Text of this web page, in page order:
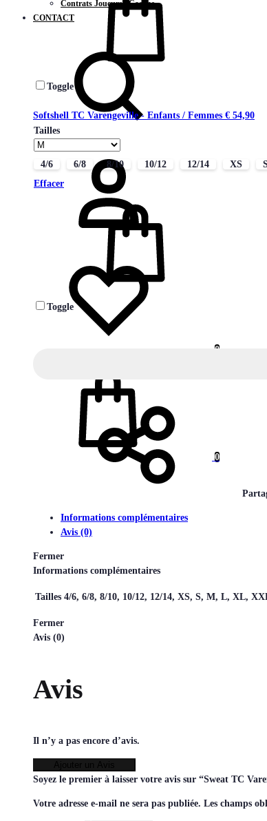
Contrats Joueurs / Coachs
CONTACT
0
0
Toggle
Softshell TC Varengeville - Enfants / Femmes € 54,90
Tailles
4/6 6/8 8/10 10/12 12/14 XS
Effacer
Toggle
Informations complémentaires
Avis (0)
Fermer
Informations complémentaires
Tailles 4/6, 6/8, 8/10, 10/12, 12/14, XS, S, M, L, XL,
Fermer
Avis (0)
Avis
Il n’y a pas encore d’avis.
Soyez le premier à laisser votre avis sur “Sweat TC
Votre adresse e-mail ne sera pas publiée. Les champs